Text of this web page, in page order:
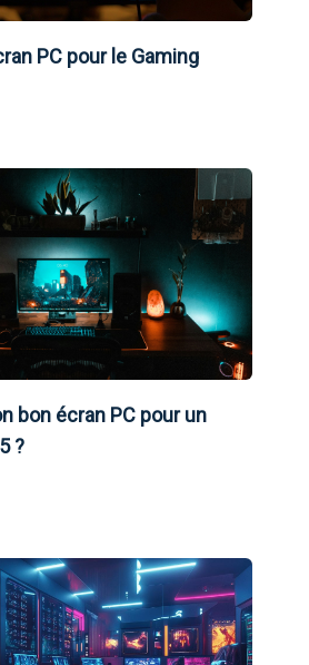
PC pour le Gaming
bon écran PC pour un
?